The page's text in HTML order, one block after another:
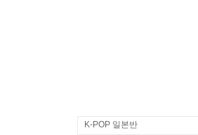
K-POP 일본반